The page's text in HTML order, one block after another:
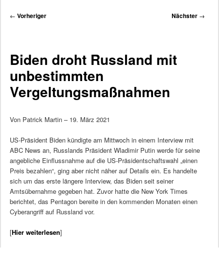
Beitragsnavigation
← Vorheriger Nächster →
Biden droht Russland mit
unbestimmten
Vergeltungsmaßnahmen
Von Patrick Martin – 19. März 2021
US-Präsident Biden kündigte am Mittwoch in einem Interview mit
ABC News an, Russlands Präsident Wladimir Putin werde für seine
angebliche Einflussnahme auf die US-Präsidentschaftswahl „einen
Preis bezahlen“, ging aber nicht näher auf Details ein. Es handelte
sich um das erste längere Interview, das Biden seit seiner
Amtsübernahme gegeben hat. Zuvor hatte die New York Times
berichtet, das Pentagon bereite in den kommenden Monaten einen
Cyberangriff auf Russland vor.
[Hier weiterlesen]